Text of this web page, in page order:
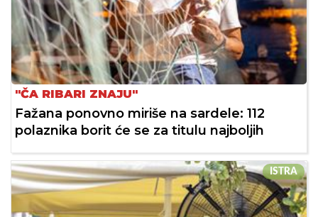
"ČA RIBARI ZNAJU"
Fažana ponovno miriše na sardele: 112
polaznika borit će se za titulu najboljih
ISTRA